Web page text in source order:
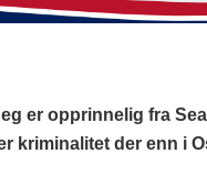
er opprinnelig fra
kriminalitet der enn i